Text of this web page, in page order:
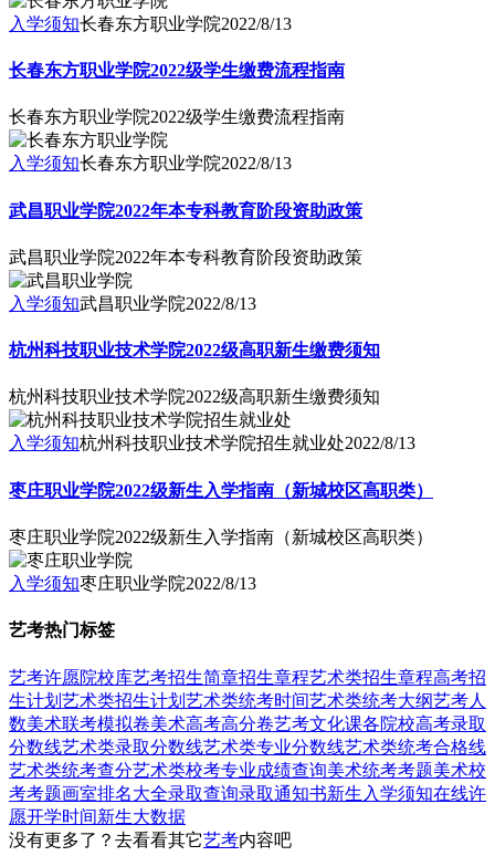
入学须知长春东方职业学院2022/8/13
长春东方职业学院2022级学生缴费流程指南
长春东方职业学院2022级学生缴费流程指南
入学须知长春东方职业学院2022/8/13
武昌职业学院2022年本专科教育阶段资助政策
武昌职业学院2022年本专科教育阶段资助政策
入学须知武昌职业学院2022/8/13
杭州科技职业技术学院2022级高职新生缴费须知
杭州科技职业技术学院2022级高职新生缴费须知
入学须知杭州科技职业技术学院招生就业处2022/8/13
枣庄职业学院2022级新生入学指南（新城校区高职类）
枣庄职业学院2022级新生入学指南（新城校区高职类）
入学须知枣庄职业学院2022/8/13
艺考热门标签
艺考许愿院校库艺考招生简章招生章程艺术类招生章程高考招
生计划 艺术类招生计划 艺术类统考时间艺术类统考大纲艺考人
数美术联考模拟卷美术高考高分卷艺考文化课各院校高考录取
分数线艺术类录取分数线艺术类专业分数线艺术类统考合格线
艺术类统考查分艺术类校考专业成绩查询美术统考考题美术校
考考题画室排名大全录取查询录取通知书新生入学须知在线许
愿开学时间新生大数据
没有更多了？去看看其它艺考内容吧